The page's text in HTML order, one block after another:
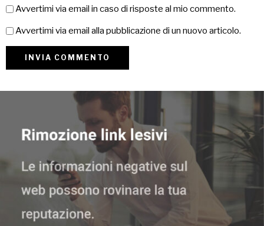
Avvertimi via email in caso di risposte al mio commento.
Avvertimi via email alla pubblicazione di un nuovo articolo.